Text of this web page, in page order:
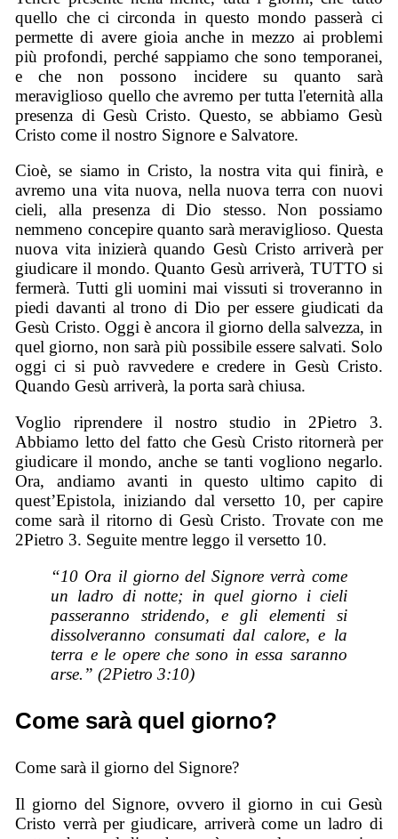
quello che ci circonda in questo mondo passerà ci
permette di avere gioia anche in mezzo ai problemi
più profondi, perché sappiamo che sono temporanei,
e che non possono incidere su quanto sarà
meraviglioso quello che avremo per tutta l'eternità alla
presenza di Gesù Cristo. Questo, se abbiamo Gesù
Cristo come il nostro Signore e Salvatore.
Cioè, se siamo in Cristo, la nostra vita qui finirà, e
avremo una vita nuova, nella nuova terra con nuovi
cieli, alla presenza di Dio stesso. Non possiamo
nemmeno concepire quanto sarà meraviglioso. Questa
nuova vita inizierà quando Gesù Cristo arriverà per
giudicare il mondo. Quanto Gesù arriverà, TUTTO si
fermerà. Tutti gli uomini mai vissuti si troveranno in
piedi davanti al trono di Dio per essere giudicati da
Gesù Cristo. Oggi è ancora il giorno della salvezza, in
quel giorno, non sarà più possibile essere salvati. Solo
oggi ci si può ravvedere e credere in Gesù Cristo.
Quando Gesù arriverà, la porta sarà chiusa.
Voglio riprendere il nostro studio in 2Pietro 3.
Abbiamo letto del fatto che Gesù Cristo ritornerà per
giudicare il mondo, anche se tanti vogliono negarlo.
Ora, andiamo avanti in questo ultimo capito di
quest’Epistola, iniziando dal versetto 10, per capire
come sarà il ritorno di Gesù Cristo. Trovate con me
2Pietro 3. Seguite mentre leggo il versetto 10.
“10 Ora il giorno del Signore verrà come
un ladro di notte; in quel giorno i cieli
passeranno stridendo, e gli elementi si
dissolveranno consumati dal calore, e la
terra e le opere che sono in essa saranno
arse.” (2Pietro 3:10)
Come sarà quel giorno?
Come sarà il giorno del Signore?
Il giorno del Signore, ovvero il giorno in cui Gesù
Cristo verrà per giudicare, arriverà come un ladro di